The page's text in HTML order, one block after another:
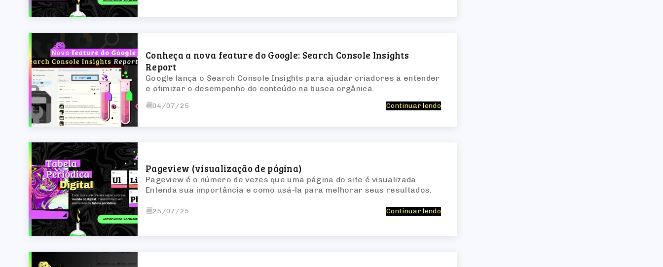
Conheça a nova feature do Google: Search Console Insights
Report
Google lança o Search Console Insights para ajudar criadores a entender
e otimizar o desempenho do conteúdo na busca orgânica.
04/07/25 Continuar lendo
Pageview (visualização de página)
Pageview é o número de vezes que uma página do site é visualizada.
Entenda sua importância e como usá-la para melhorar seus resultados.
25/07/25 Continuar lendo